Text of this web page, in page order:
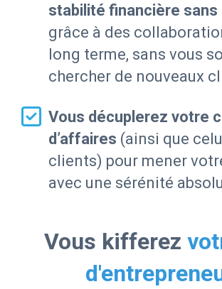
stabilité financière
grâce à des
long terme, sans vous
chercher de nouveaux
Vous décuplerez votre
d’affaires (ainsi que
clients) pour mener
avec une sérénité
Vous kifferez